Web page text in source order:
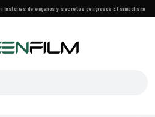
de engaños y secretos peligrosos·El simbolismo de